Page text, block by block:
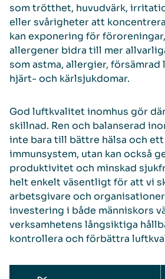
som trötthet, huvudvärk,
eller svårigheter att
kan exponering för
allergener bidra till mer
som astma, allergier,
hjärt- och kärlsjukdomar.
God luftkvalitet inomhus gör
skillnad. Ren och balanserad
inte bara till bättre hälsa och
immunsystem, utan kan också
produktivitet och minskad
helt enkelt väsentligt för att vi
arbetsgivare och
investering i både människors
verksamhetens långsiktiga
kontrollera och förbättra